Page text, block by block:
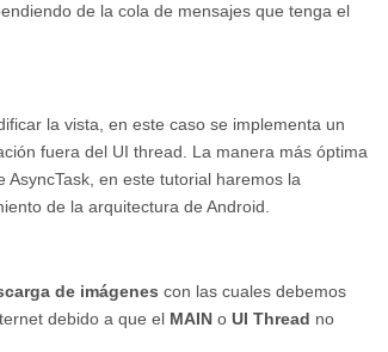
de la cola de mensajes que tenga el
la vista, en este caso se implementa un
fuera del UI thread. La manera más óptima
en este tutorial haremos la
de la arquitectura de Android.
de imágenes con las cuales debemos
debido a que el MAIN o UI Thread no